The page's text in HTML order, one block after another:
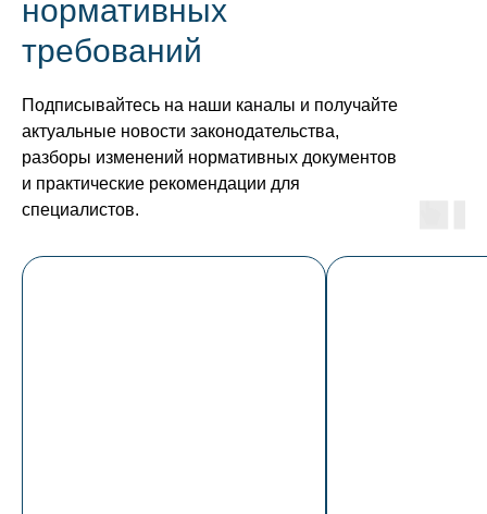
нормативных
требований
Подписывайтесь на наши каналы и получайте
актуальные новости законодательства,
разборы изменений нормативных документов
и практические рекомендации для
специалистов.